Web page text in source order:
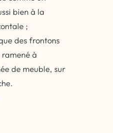
bien à la
;
des frontons
à
de meuble, sur